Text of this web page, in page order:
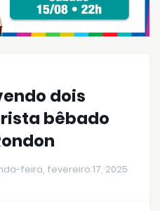
dois
bêbado
feira, fevereiro 17, 2025